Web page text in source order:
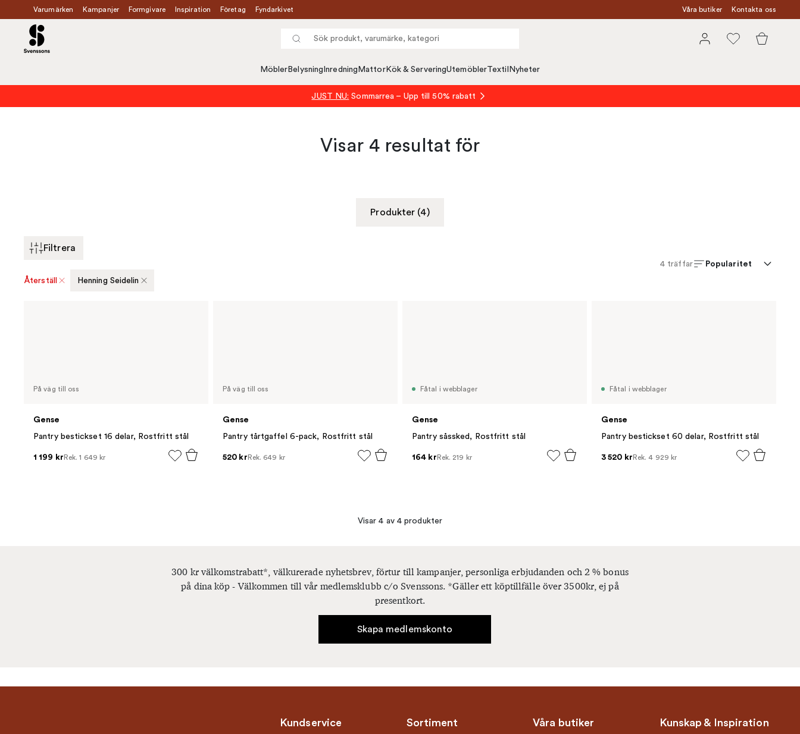
Varumärken Kampanjer Formgivare Inspiration Företag Fyndarkivet Våra butiker Kontakta oss
Möbler Belysning Inredning MattorKök & ServeringUtemöblerTextil Nyheter
JUST NU: Sommarrea – Upp till 50% rabatt
Visar 4resultat för
Produkter (4)
Filtrera
Återställ Henning Seidelin
4 träffar Popularitet
På väg till oss
Gense
Pantry bestickset 16 delar, Rostfritt stål
1 199 kr Rek.1 649 kr
På väg till oss
Gense
Pantry tårtgaffel 6-pack, Rostfritt stål
520 kr Rek. 649 kr
Fåtal i webblager
Gense
Pantry såssked, Rostfritt stål
164 kr Rek. 219 kr
Fåtal i webblager
Gense
Pantry bestickset 60 delar, Rostfritt stål
3 520 kr Rek.4 929 kr
Visar 4 av 4 produkter
300 kr välkomstrabatt*, välkurerade nyhetsbrev, förtur till kampanjer, personliga erbjudanden och 2 % bonus
på dina köp - Välkommen till vår medlemsklubb c/o Svenssons. *Gäller ett köptillfälle över 3500kr, ej på
presentkort.
Skapa medlemskonto
Kundservice Sortiment Våra butiker Kunskap & Inspiration